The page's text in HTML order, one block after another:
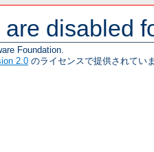
disabled
Foundation.
2.0 のライセンスで提供されてい